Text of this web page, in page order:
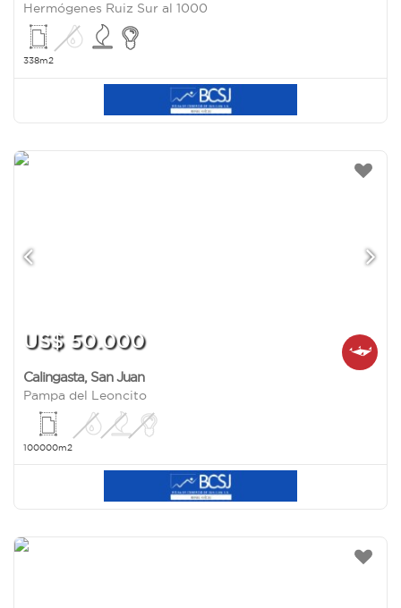
Hermógenes Ruiz Sur al 1000
338m2
US$ 50.000
Calingasta, San Juan
Pampa del Leoncito
100000m2